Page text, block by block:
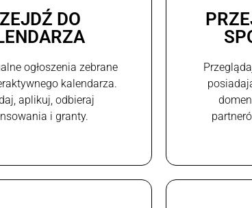
DO
ogłoszenia zebrane
kalendarza.
aplikuj, odbieraj
i granty.